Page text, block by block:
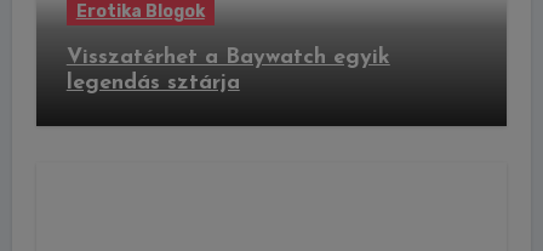
Erotika Blogok
Visszatérhet a Baywatch egyik
legendás sztárja